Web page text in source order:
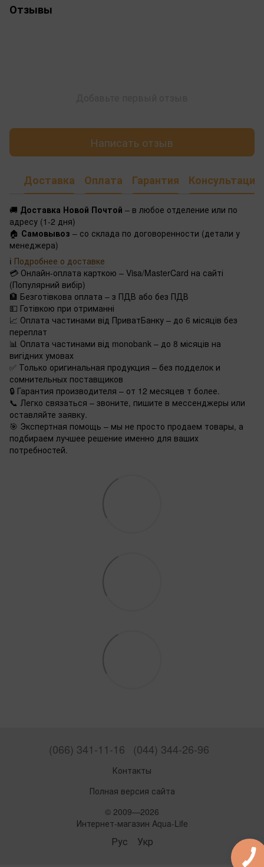
Отзывы
Написать отзыв
Доставка Оплата Гарантия Консультация
🚚 Доставка Новой Почтой – в любое отделение или по
адресу (1-2 дня)
🏠 Самовывоз – со склада по договоренности (детали у
менеджера)
ℹ️ Подробнее о доставке
💳 Онлайн-оплата карткою – Visa/MasterCard на сайті
(Популярний вибір)
🏦 Безготівкова оплата – з ПДВ або без ПДВ
💵 Готівкою при отриманні
📈 Оплата частинами від ПриватБанку – до 6 місяців без
переплат
📊 Оплата частинами від monobank – до 8 місяців на
вигідних умовах
✅ Только оригинальная продукция – без подделок и
сомнительных поставщиков
🔒 Гарантия производителя – от 12 месяцев т более.
📞 Легко связаться – звоните, пишите в мессенджеры или
оставляйте заявку.
🎯 Экспертная помощь – мы не просто продаем товары, а
подбираем лучшее решение именно для ваших
потребностей.
(066) 341-11-16 (044) 344-26-96
Контакты
Полная версия сайта
© 2009—2026
Интернет-магазин Aqua-Life
Рус Укр